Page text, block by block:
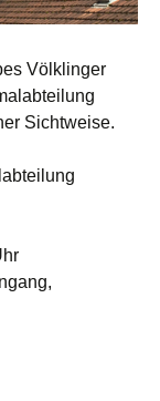
Völklinger
Sichtweise.